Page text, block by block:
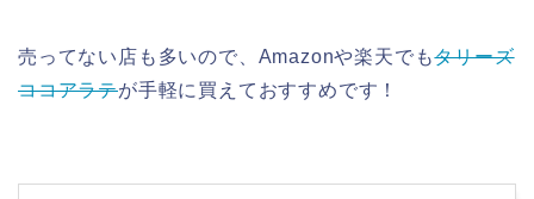
売ってない店も多いので、Amazonや楽天でもタリーズ
ココアラテが手軽に買えておすすめです！